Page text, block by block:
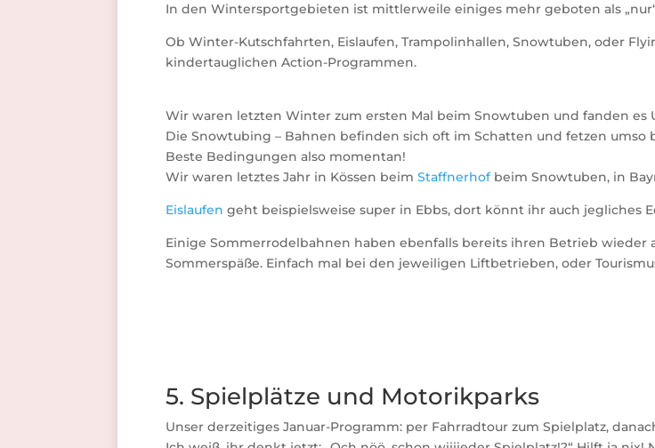
In den Wintersportgebieten ist mittlerweile einiges mehr geboten als
Ob Winter-Kutschfahrten, Eislaufen, Trampolinhallen, Snowtuben, oder
kindertauglichen Action-Programmen.
Wir waren letzten Winter zum ersten Mal beim Snowtuben und fanden es
Die Snowtubing – Bahnen befinden sich oft im Schatten und fetzen umso
Beste Bedingungen also momentan!
Wir waren letztes Jahr in Kössen beim Staffnerhofbeim Snowtuben, in
Eislaufen geht beispielsweise super in Ebbs, dort könnt ihr auch jegliches
Einige Sommerrodelbahnen haben ebenfalls bereits ihren Betrieb
Sommerspäße. Einfach mal bei den jeweiligen Liftbetrieben, oder
5. Spielplätze und Motorikparks
Unser derzeitiges Januar-Programm: per Fahrradtour zum Spielplatz,